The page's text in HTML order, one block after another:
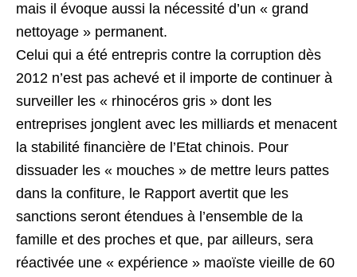
mais il évoque aussi la nécessité d’un « grand
nettoyage » permanent.
Celui qui a été entrepris contre la corruption dès
2012 n’est pas achevé et il importe de continuer à
surveiller les « rhinocéros gris » dont les
entreprises jonglent avec les milliards et menacent
la stabilité financière de l’Etat chinois. Pour
dissuader les « mouches » de mettre leurs pattes
dans la confiture, le Rapport avertit que les
sanctions seront étendues à l’ensemble de la
famille et des proches et que, par ailleurs, sera
réactivée une « expérience » maoïste vieille de 60